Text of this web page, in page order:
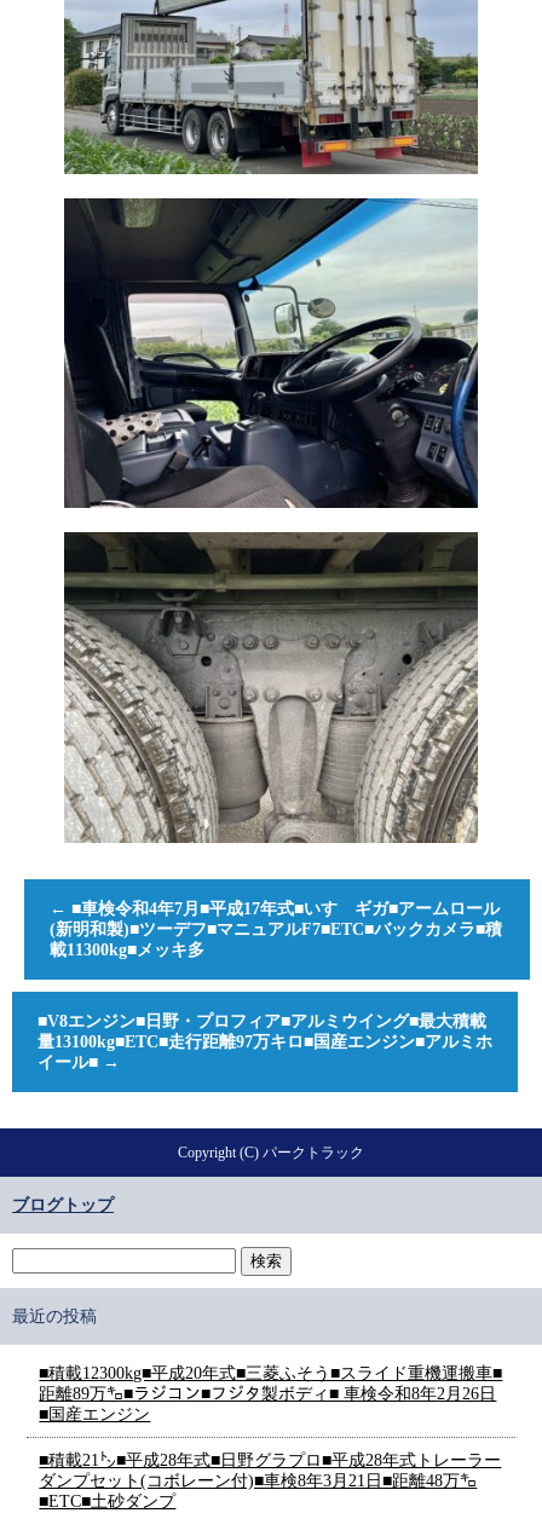
← ■車検令和4年7月■平成17年式■いすゞギガ■アームロール
(新明和製)■ツーデフ■マニュアルF7■ETC■バックカメラ■積
載11300kg■メッキ多
■V8エンジン■日野・プロフィア■アルミウイング■最大積載
量13100kg■ETC■走行距離97万キロ■国産エンジン■アルミホ
イール■ →
Copyright (C) パークトラック
ブログトップ
最近の投稿
■積載12300kg■平成20年式■三菱ふそう■スライド重機運搬車■
距離89万㌔■ラジコン■フジタ製ボディ■ 車検令和8年2月26日
■国産エンジン
■積載21㌧■平成28年式■日野グラプロ■平成28年式トレーラー
ダンプセット(コボレーン付)■車検8年3月21日■距離48万㌔
■ETC■土砂ダンプ